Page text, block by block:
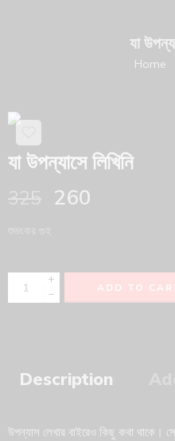
যা
Home
যা উপন্যাসে লিখিনি
260
+
−
ADD TO
Description
উপন্যাস লেখার বাইরেও কিছু কথা থাকে।